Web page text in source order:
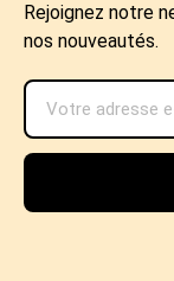
Rejoignez notre
nos nouveautés.